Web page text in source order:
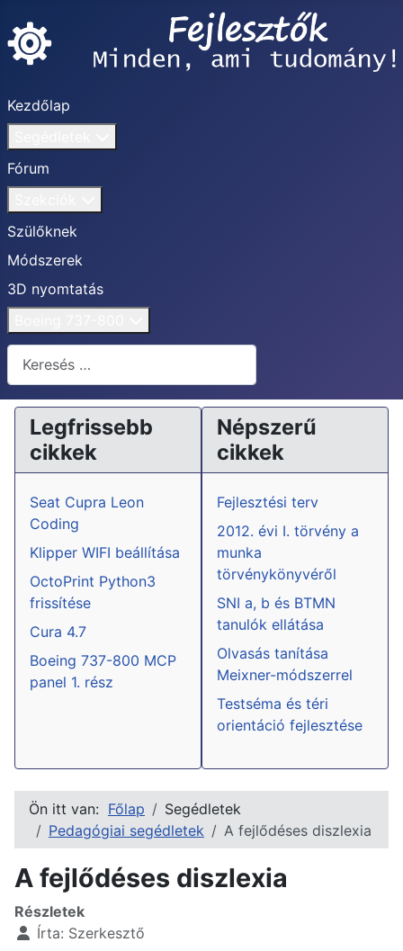
Kezdőlap
Fórum
Szülőknek
Módszerek
3D nyomtatás
Keresés...
Legfrissebb
cikkek
Seat Cupra Leon
Coding
Klipper WIFI beállítása
OctoPrint Python3
frissítése
Cura 4.7
Boeing 737-800 MCP
panel 1. rész
Népszerű
cikkek
Fejlesztési terv
2012. évi I. törvény a
munka
törvénykönyvéről
SNI a, b és BTMN
tanulók ellátása
Olvasás tanítása
Meixner-módszerrel
Testséma és téri
orientáció fejlesztése
Ön itt van: Főlap
Segédletek
Pedagógiai segédletek
A fejlődéses diszlexia
A fejlődéses diszlexia
Részletek
Írta: Szerkesztő